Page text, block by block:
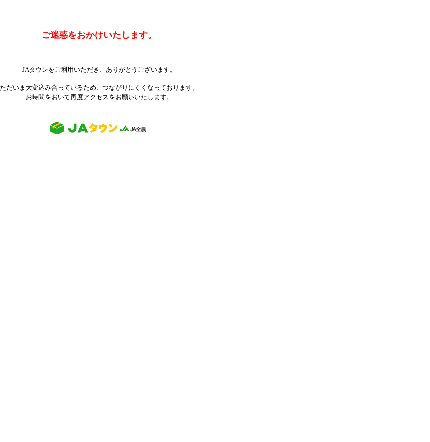
ご迷惑をおかけいたします。
JAタウンをご利用いただき、ありがとうございます。
ただいま大変込み合っているため、つながりにくくなっております。
お時間をおいて再度アクセスをお願いいたします。